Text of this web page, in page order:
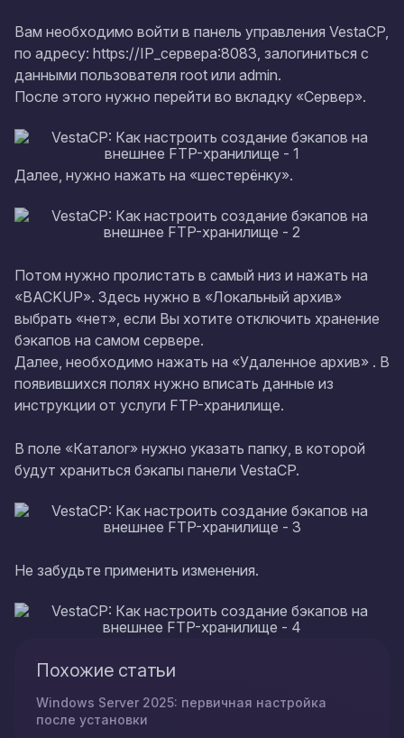
Вам необходимо войти в панель управления VestaCP,
по адресу: https://IP_сервера:8083, залогиниться с
данными пользователя root или admin.
После этого нужно перейти во вкладку «Сервер».
Далее, нужно нажать на «шестерёнку».
Потом нужно пролистать в самый низ и нажать на
«BACKUP». Здесь нужно в «Локальный архив»
выбрать «нет», если Вы хотите отключить хранение
бэкапов на самом сервере.
Далее, необходимо нажать на «Удаленное архив» . В
появившихся полях нужно вписать данные из
инструкции от услуги FTP-хранилище.
В поле «Каталог» нужно указать папку, в которой
будут храниться бэкапы панели VestaCP.
Не забудьте применить изменения.
Похожие статьи
Windows Server 2025: первичная настройка
после установки